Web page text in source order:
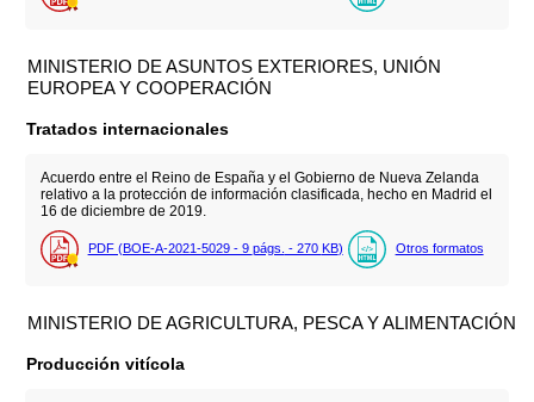
MINISTERIO DE ASUNTOS EXTERIORES, UNIÓN
EUROPEA Y COOPERACIÓN
Tratados internacionales
Acuerdo entre el Reino de España y el Gobierno de Nueva Zelanda
relativo a la protección de información clasificada, hecho en Madrid el
16 de diciembre de 2019.
PDF (BOE-A-2021-5029 - 9 págs. - 270 KB) Otros formatos
MINISTERIO DE AGRICULTURA, PESCA Y ALIMENTACIÓN
Producción vitícola